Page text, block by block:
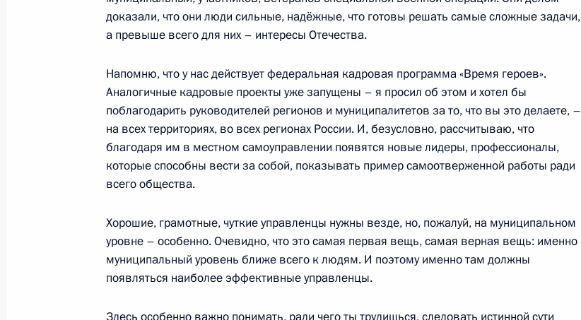
Расширены права муниципальных образований в области
22 июля 2024 года, 16:55
Подписан закон, направленный на расширение механизмов
защиты интересов муниципальных образований, органов
местного самоуправления и их должностных лиц при
публичной власти
13 июля 2024 года, 14:50
Внесено изменение в закон об общих принципах организации
доказали, что они люди сильные, надёжные, что готовы решать самые сложные задачи,
а превыше всего для них – интересы Отечества.
Напомню, что у нас действует федеральная кадровая программа «Время героев».
Аналогичные кадровые проекты уже запущены – я просил об этом и хотел бы
поблагодарить руководителей регионов и муниципалитетов за то, что вы это делаете, –
на всех территориях, во всех регионах России. И, безусловно, рассчитываю, что
благодаря им в местном самоуправлении появятся новые лидеры, профессионалы,
которые способны вести за собой, показывать пример самоотверженной работы ради
всего общества.
Хорошие, грамотные, чуткие управленцы нужны везде, но, пожалуй, на муниципальном
уровне – особенно. Очевидно, что это самая первая вещь, самая верная вещь: именно
муниципальный уровень ближе всего к людям. И поэтому именно там должны
появляться наиболее эффективные управленцы.
Здесь особенно важно понимать, ради чего ты трудишься, следовать истинной сути